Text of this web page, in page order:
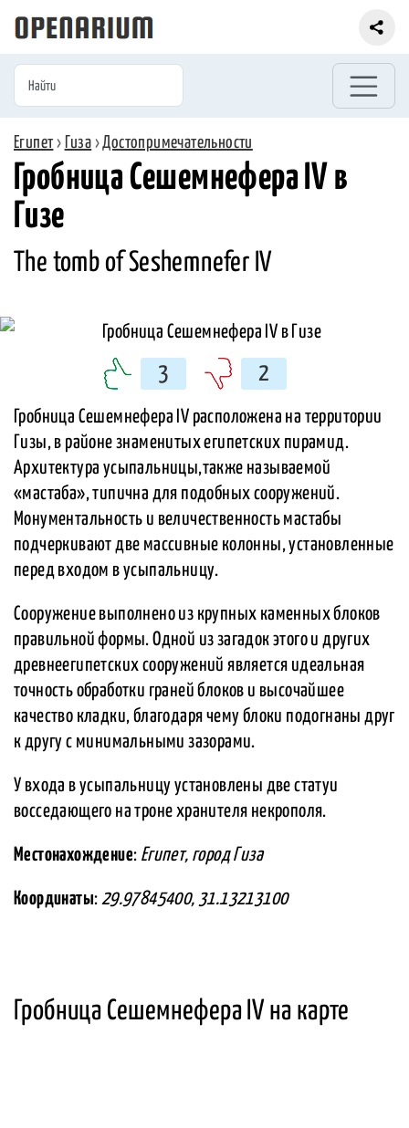
Египет› Гиза ›Достопримечательности
Гробница Сешемнефера IV в
Гизе
The tomb of Seshemnefer IV
3 2
Гробница Сешемнефера IV расположена на территории
Гизы, в районе знаменитых египетских пирамид.
Архитектура усыпальницы,также называемой
«мастаба», типична для подобных сооружений.
Монументальность и величественность мастабы
подчеркивают две массивные колонны, установленные
перед входом в усыпальницу.
Сооружение выполнено из крупных каменных блоков
правильной формы. Одной из загадок этого и других
древнеегипетских сооружений является идеальная
точность обработки граней блоков и высочайшее
качество кладки, благодаря чему блоки подогнаны друг
к другу с минимальными зазорами.
У входа в усыпальницу установлены две статуи
восседающего на троне хранителя некрополя.
Местонахождение: Египет, город Гиза
Координаты: 29.97845400, 31.13213100
Гробница Сешемнефера IV на карте